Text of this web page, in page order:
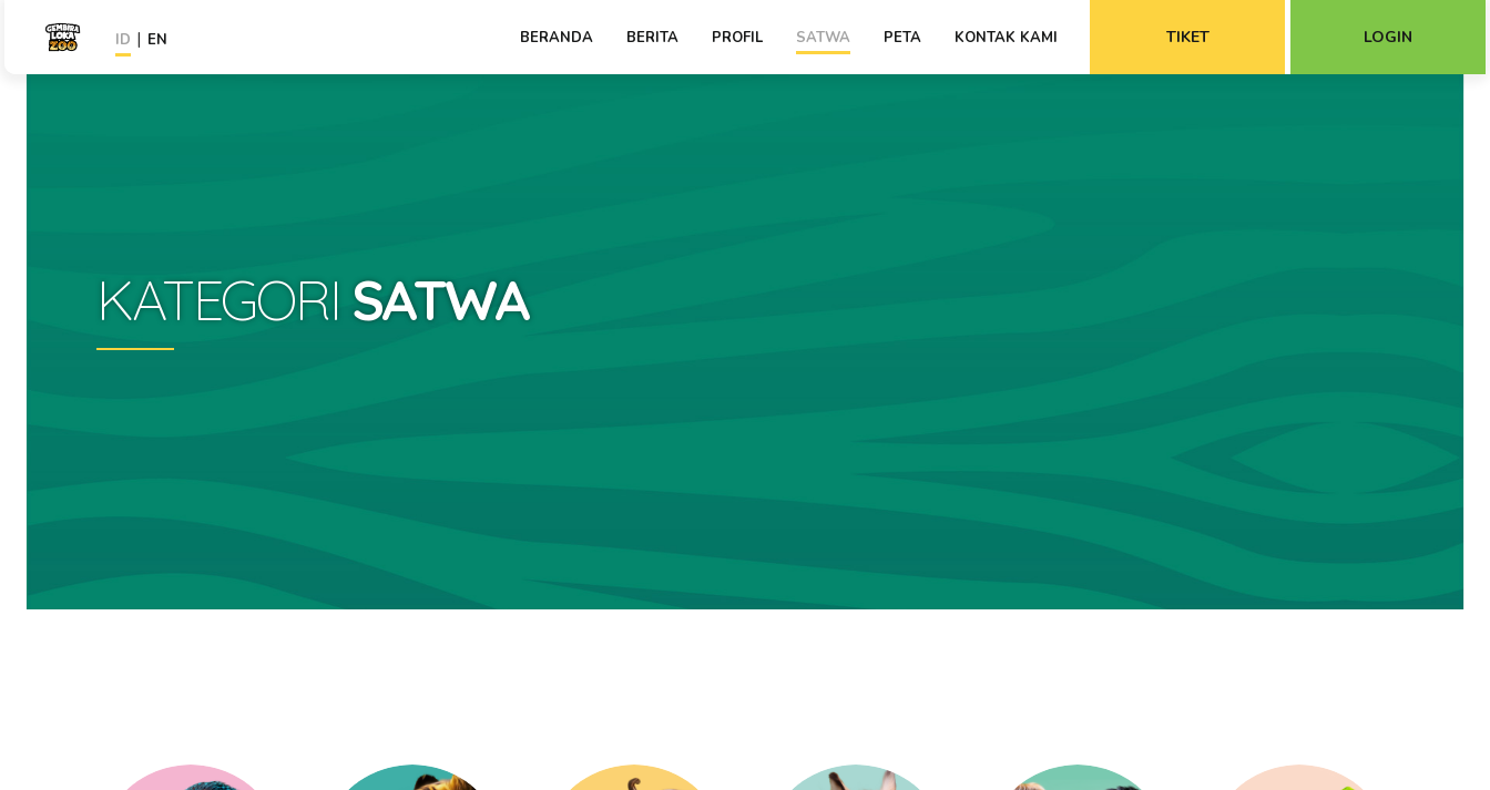
ID | EN BERANDA BERITA PROFIL SATWA PETA KONTAK KAMI TIKET LOGIN
KATEGORI SATWA